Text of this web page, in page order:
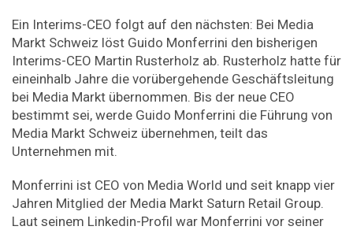
Ein Interims-CEO folgt auf den nächsten: Bei Media
Markt Schweiz löst Guido Monferrini den bisherigen
Interims-CEO Martin Rusterholz ab. Rusterholz hatte für
eineinhalb Jahre die vorübergehende Geschäftsleitung
bei Media Markt übernommen. Bis der neue CEO
bestimmt sei, werde Guido Monferrini die Führung von
Media Markt Schweiz übernehmen, teilt das
Unternehmen mit.
Monferrini ist CEO von Media World und seit knapp vier
Jahren Mitglied der Media Markt Saturn Retail Group.
Laut seinem Linkedin-Profil war Monferrini vor seiner